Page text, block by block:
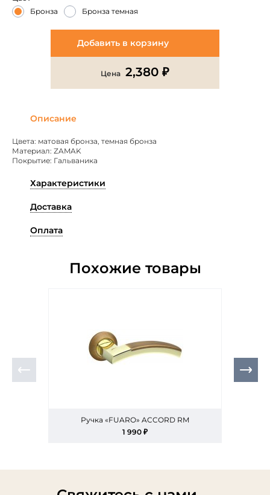
Бронза
Бронза темная
Добавить в корзину
Цена 2,380 ₽
Описание
Цвета: матовая бронза, темная бронза
Материал: ZAMAK
Покрытие: Гальваника
Характеристики
Доставка
Оплата
Похожие товары
Ручка «FUARO» ACCORD RM
1 990 ₽